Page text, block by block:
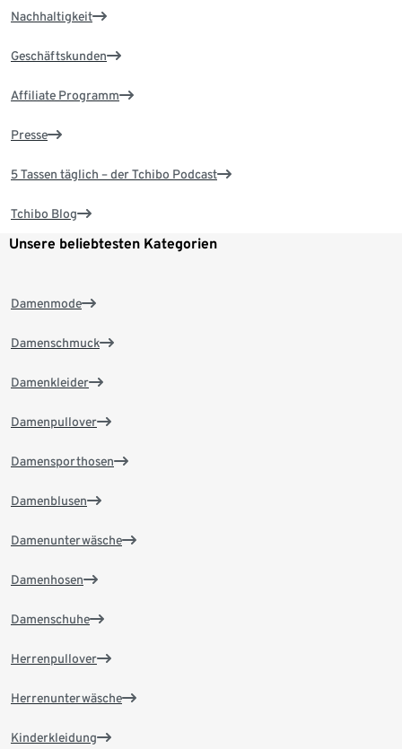
Nachhaltigkeit
Geschäftskunden
Affiliate Programm
Presse
5 Tassen täglich – der Tchibo Podcast
Tchibo Blog
Unsere beliebtesten Kategorien
Damenmode
Damenschmuck
Damenkleider
Damenpullover
Damensporthosen
Damenblusen
Damenunterwäsche
Damenhosen
Damenschuhe
Herrenpullover
Herrenunterwäsche
Kinderkleidung